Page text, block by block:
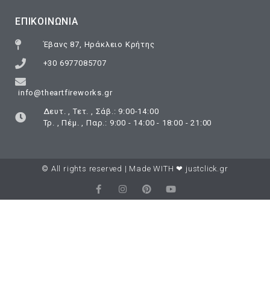
ΕΠΙΚΟΙΝΩΝΊΑ
Έβανς 87, Ηράκλειο Κρήτης
+30 6977085707
info@theartfireworks.gr
Δευτ. , Τετ. , Σάβ.: 9:00-14:00
Τρ. , Πέμ. , Παρ.: 9:00 - 14:00 - 18:00 - 21:00
© All rights reserved | Made WITH ❤ justclick.gr